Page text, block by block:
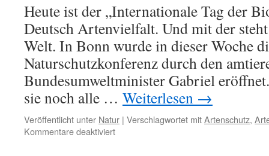
Heute ist der „Internationale Tag der
Deutsch Artenvielfalt. Und mit der
Welt. In Bonn wurde in dieser Woche
Naturschutzkonferenz durch den
Bundesumweltminister Gabriel
sie noch alle … Weiterlesen →
Veröffentlicht unter Natur | Verschlagwortet mitArtenschutz,
Kommentare deaktiviertfür